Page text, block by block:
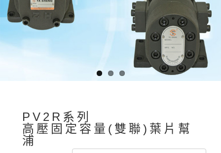
PV2R系列
高壓固定容量(雙聯)葉片幫
浦